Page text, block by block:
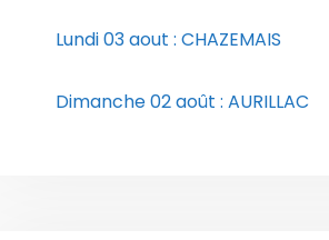
Lundi 03 aout : CHAZEMAIS
Dimanche 02 août : AURILLAC